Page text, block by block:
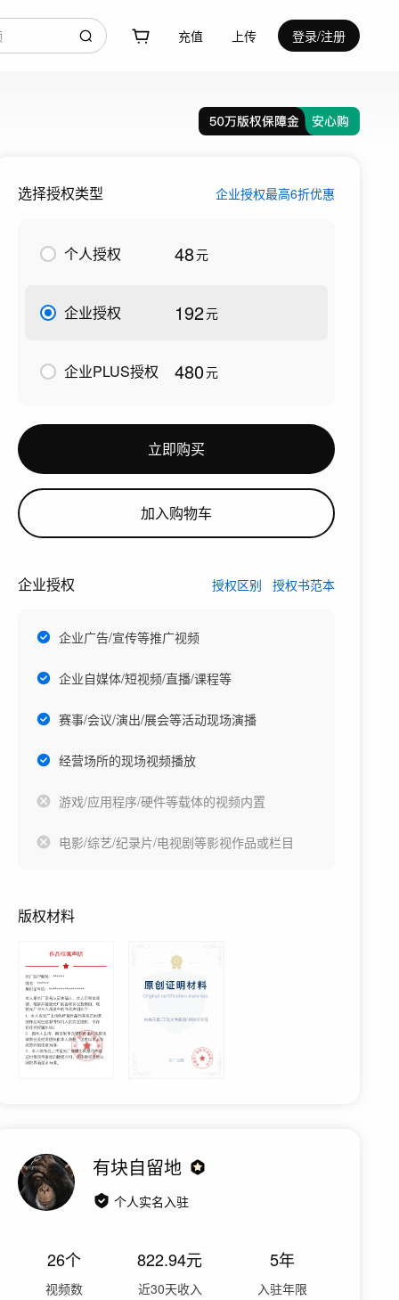
充值 上传 登录/注册
选择授权类型 企业授权最高6折优惠
个人授权 48元
企业授权 192元
企业PLUS授权 480元
立即购买
加入购物车
企业授权 授权区别 授权书范本
企业广告/宣传等推广视频
企业自媒体/短视频/直播/课程等
赛事/会议/演出/展会等活动现场演播
经营场所的现场视频播放
游戏/应用程序/硬件等载体的视频内置
电影/综艺/纪录片/电视剧等影视作品或栏目
版权材料
有块自留地
个人实名入驻
26个
视频数
822.94元
近30天收入
5年
入驻年限